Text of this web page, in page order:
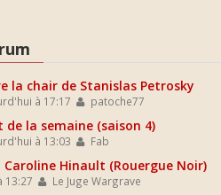
la chair de Stanislas Petrosky
à 17:17 patoche77
de la semaine (saison 4)
à 13:03 Fab
Caroline Hinault (Rouergue Noir)
13:27 Le Juge Wargrave